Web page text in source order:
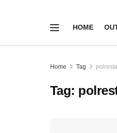
HOME
Home Tag
Tag: